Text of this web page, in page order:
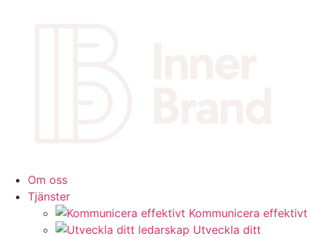
Om oss
Tjänster
Kommunicera effektivt
Utveckla ditt